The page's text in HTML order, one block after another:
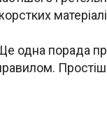
одна порада